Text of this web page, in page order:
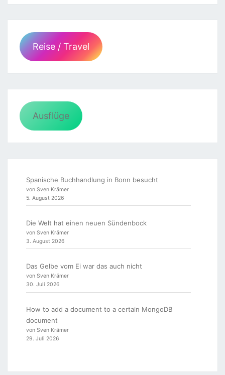
Reise / Travel
Ausflüge
Spanische Buchhandlung in Bonn besucht
von Sven Krämer
5. August 2026
Die Welt hat einen neuen Sündenbock
von Sven Krämer
3. August 2026
Das Gelbe vom Ei war das auch nicht
von Sven Krämer
30. Juli 2026
How to add a document to a certain MongoDB
document
von Sven Krämer
29. Juli 2026